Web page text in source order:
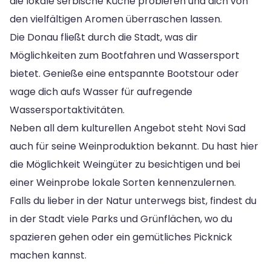
den vielfältigen Aromen überraschen lassen.
Die Donau fließt durch die Stadt, was dir
Möglichkeiten zum Bootfahren und Wassersport
bietet. Genieße eine entspannte Bootstour oder
wage dich aufs Wasser für aufregende
Wassersportaktivitäten.
Neben all dem kulturellen Angebot steht Novi Sad
auch für seine Weinproduktion bekannt. Du hast hier
die Möglichkeit Weingüter zu besichtigen und bei
einer Weinprobe lokale Sorten kennenzulernen.
Falls du lieber in der Natur unterwegs bist, findest du
in der Stadt viele Parks und Grünflächen, wo du
spazieren gehen oder ein gemütliches Picknick
machen kannst.